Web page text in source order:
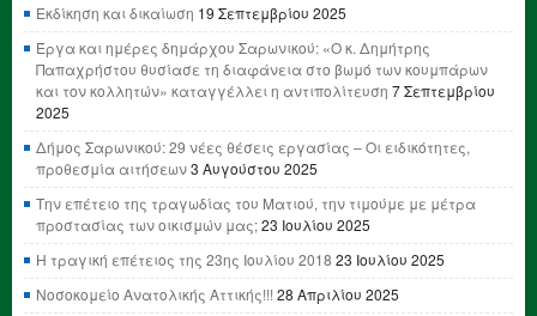
Εκδίκηση και δικαίωση 19 Σεπτεμβρίου 2025
Έργα και ημέρες δημάρχου Σαρωνικού: «Ο κ. Δημήτρης
Παπαχρήστου θυσίασε τη διαφάνεια στο βωμό των κουμπάρων
και τον κολλητών» καταγγέλλει η αντιπολίτευση 7 Σεπτεμβρίου
2025
Δήμος Σαρωνικού: 29 νέες θέσεις εργασίας – Οι ειδικότητες,
προθεσμία αιτήσεων3 Αυγούστου 2025
Την επέτειο της τραγωδίας του Ματιού, την τιμούμε με μέτρα
προστασίας των οικισμών μας;23 Ιουλίου 2025
Η τραγική επέτειος της 23ης Ιουλίου 2018 23 Ιουλίου 2025
Νοσοκομείο Ανατολικής Αττικής!!! 28 Απριλίου 2025